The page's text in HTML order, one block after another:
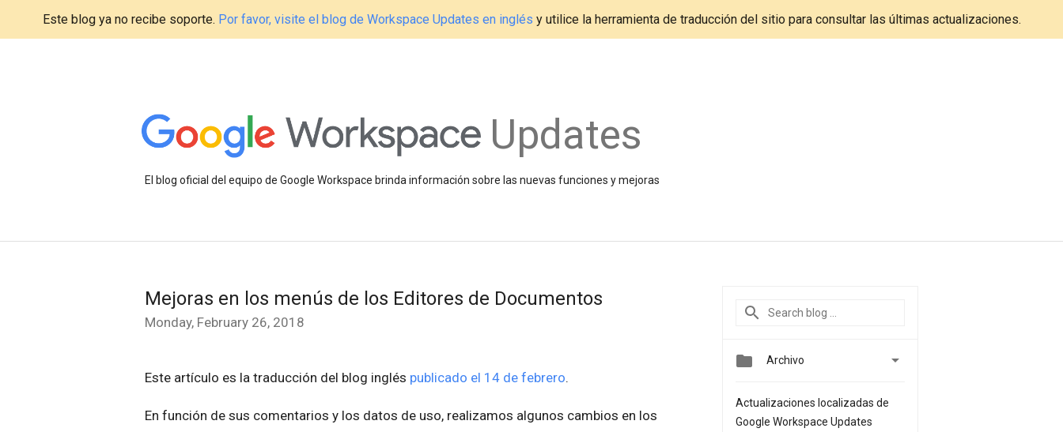
Este blog ya no recibe soporte. Por favor, visite el blog de Workspace Updates en inglés y utilice la herramienta de traducción del sitio para consultar las últimas actualizaciones.
Updates
El blog oficial del equipo de Google Workspace brinda información sobre las nuevas funciones y mejoras
Mejoras en los menús de los Editores de Documentos
Monday, February 26, 2018
Este artículo es la traducción del blog inglés publicado el 14 de febrero.
En función de sus comentarios y los datos de uso, realizamos algunos cambios en los
 Archivo 
Actualizaciones localizadas de
Google Workspace Updates